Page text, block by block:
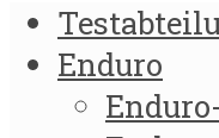
Enduro